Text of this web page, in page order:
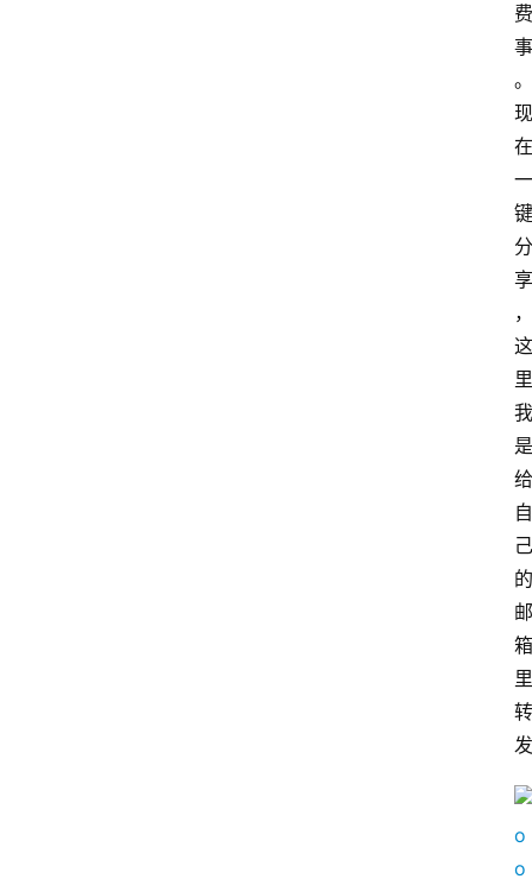
费
事
。
现
在
一
键
分
享
，
这
里
我
是
给
自
己
的
邮
箱
里
转
发